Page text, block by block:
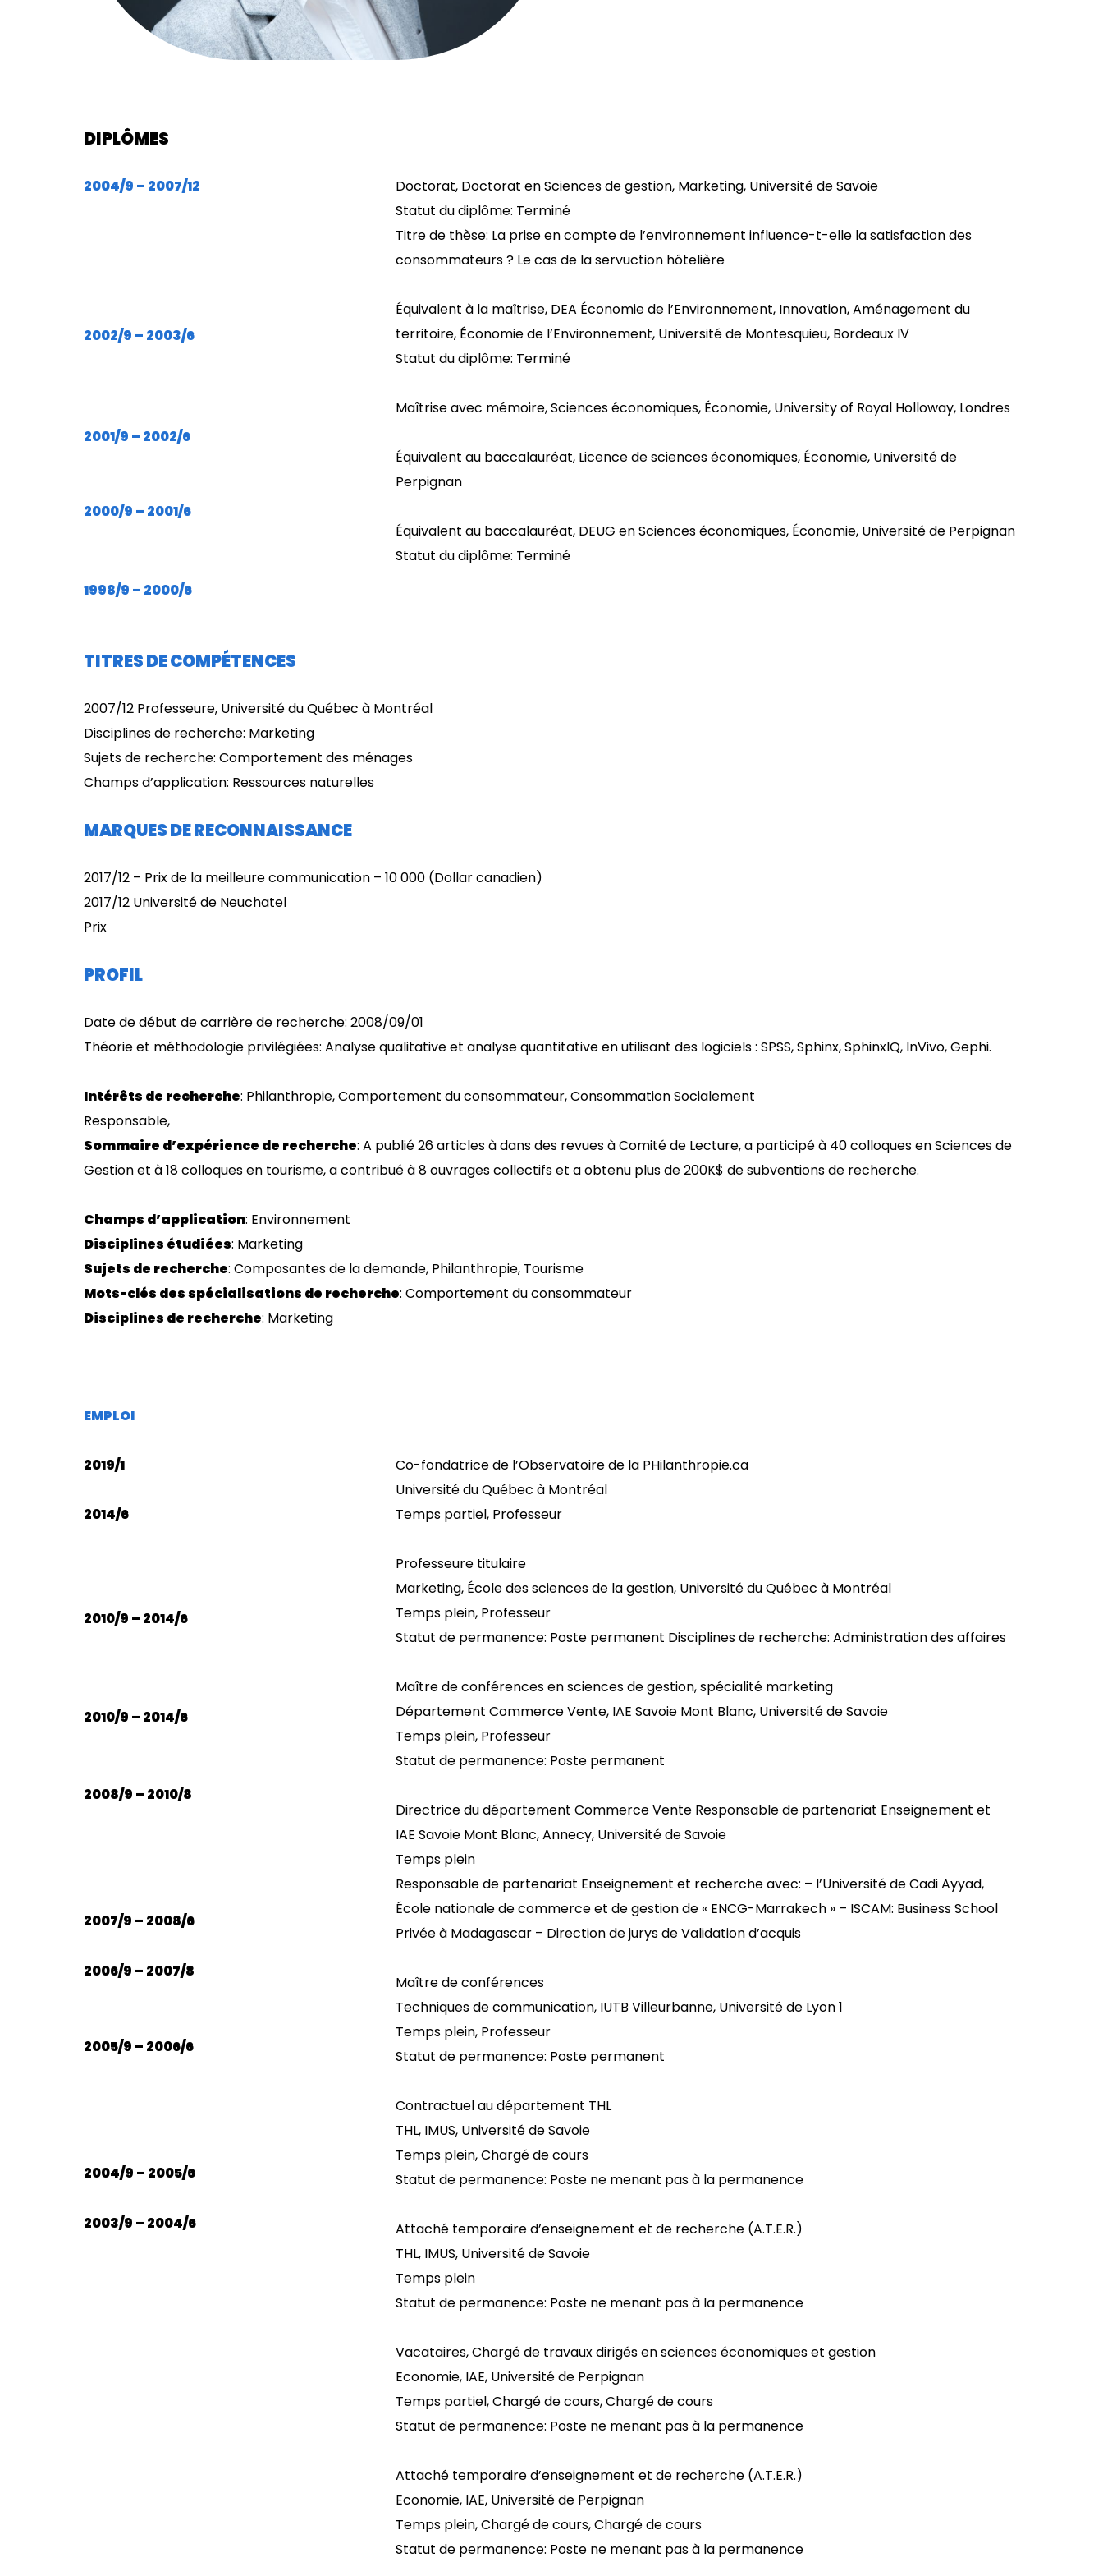
DIPLÔMES
2004/9 – 2007/12
2002/9 – 2003/6
2001/9 – 2002/6
2000/9 – 2001/6
1998/9 – 2000/6
Doctorat, Doctorat en Sciences de gestion, Marketing, Université de Savoie
Statut du diplôme: Terminé
Titre de thèse: La prise en compte de l’environnement influence-t-elle la satisfaction des
consommateurs ? Le cas de la servuction hôtelière
Équivalent à la maîtrise, DEA Économie de l’Environnement, Innovation, Aménagement du
territoire, Économie de l’Environnement, Université de Montesquieu, Bordeaux IV
Statut du diplôme: Terminé
Maîtrise avec mémoire, Sciences économiques, Économie, University of Royal Holloway, Londres
Équivalent au baccalauréat, Licence de sciences économiques, Économie, Université de
Perpignan
Équivalent au baccalauréat, DEUG en Sciences économiques, Économie, Université de Perpignan
Statut du diplôme: Terminé
TITRES DE COMPÉTENCES
2007/12 Professeure, Université du Québec à Montréal
Disciplines de recherche: Marketing
Sujets de recherche: Comportement des ménages
Champs d’application: Ressources naturelles
MARQUES DE RECONNAISSANCE
2017/12 – Prix de la meilleure communication – 10 000 (Dollar canadien)
2017/12 Université de Neuchatel
Prix
PROFIL
Date de début de carrière de recherche: 2008/09/01
Théorie et méthodologie privilégiées: Analyse qualitative et analyse quantitative en utilisant des logiciels : SPSS, Sphinx, SphinxIQ, InVivo, Gephi.
Intérêts de recherche: Philanthropie, Comportement du consommateur, Consommation Socialement
Responsable,
Sommaire d’expérience de recherche: A publié 26 articles à dans des revues à Comité de Lecture, a participé à 40 colloques en Sciences de
Gestion et à 18 colloques en tourisme, a contribué à 8 ouvrages collectifs et a obtenu plus de 200K$ de subventions de recherche.
Champs d’application: Environnement
Disciplines étudiées: Marketing
Sujets de recherche: Composantes de la demande, Philanthropie, Tourisme
Mots-clés des spécialisations de recherche: Comportement du consommateur
Disciplines de recherche: Marketing
EMPLOI
2019/1
2014/6
2010/9 – 2014/6
2010/9 – 2014/6
2008/9 – 2010/8
2007/9 – 2008/6
2006/9 – 2007/8
2005/9 – 2006/6
2004/9 – 2005/6
2003/9 – 2004/6
Co-fondatrice de l’Observatoire de la PHilanthropie.ca
Université du Québec à Montréal
Temps partiel, Professeur
Professeure titulaire
Marketing, École des sciences de la gestion, Université du Québec à Montréal
Temps plein, Professeur
Statut de permanence: Poste permanent Disciplines de recherche: Administration des affaires
Maître de conférences en sciences de gestion, spécialité marketing
Département Commerce Vente, IAE Savoie Mont Blanc, Université de Savoie
Temps plein, Professeur
Statut de permanence: Poste permanent
Directrice du département Commerce Vente Responsable de partenariat Enseignement et
IAE Savoie Mont Blanc, Annecy, Université de Savoie
Temps plein
Responsable de partenariat Enseignement et recherche avec: – l’Université de Cadi Ayyad,
École nationale de commerce et de gestion de « ENCG-Marrakech » – ISCAM: Business School
Privée à Madagascar – Direction de jurys de Validation d’acquis
Maître de conférences
Techniques de communication, IUTB Villeurbanne, Université de Lyon 1
Temps plein, Professeur
Statut de permanence: Poste permanent
Contractuel au département THL
THL, IMUS, Université de Savoie
Temps plein, Chargé de cours
Statut de permanence: Poste ne menant pas à la permanence
Attaché temporaire d’enseignement et de recherche (A.T.E.R.)
THL, IMUS, Université de Savoie
Temps plein
Statut de permanence: Poste ne menant pas à la permanence
Vacataires, Chargé de travaux dirigés en sciences économiques et gestion
Economie, IAE, Université de Perpignan
Temps partiel, Chargé de cours, Chargé de cours
Statut de permanence: Poste ne menant pas à la permanence
Attaché temporaire d’enseignement et de recherche (A.T.E.R.)
Economie, IAE, Université de Perpignan
Temps plein, Chargé de cours, Chargé de cours
Statut de permanence: Poste ne menant pas à la permanence